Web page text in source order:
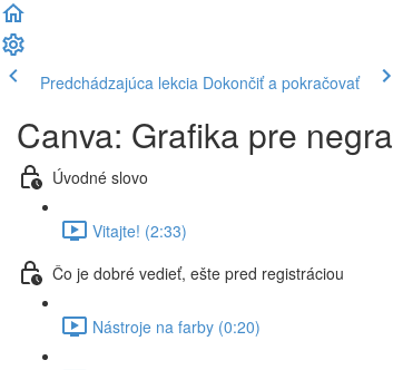
Predchádzajúca lekcia Dokončiť a pokračovať
Canva: Grafika pre
Úvodné slovo
Vitajte! (2:33)
Čo je dobré vedieť, ešte pred registráciou
Nástroje na farby (0:20)